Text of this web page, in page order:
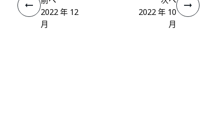
2022 年 12
月
2022 年 10
月